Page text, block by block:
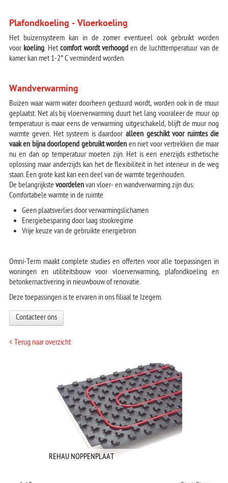
Plafondkoeling - Vloerkoeling
Het buizensysteem kan in de zomer eventueel ook gebruikt worden
voorkoeling. Hetcomfort wordt verhoogden de luchttemperatuur van de
kamer kan met 1-2° C verminderd worden.
Wandverwarming
Buizen waar warm water doorheen gestuurd wordt, worden ook in de muur
geplaatst. Net als bij vloerverwarming duurt het lang vooraleer de muur op
temperatuur is maar eens de verwarming uitgeschakeld, blijft de muur nog
warmte geven. Het systeem is daardoor alleen geschikt voor ruimtes die
vaak en bijna doorlopend gebruikt wordenen niet voor vertrekken die maar
nu en dan op temperatuur moeten zijn. Het is een enerzijds esthetische
oplossing maar anderzijds kan het de flexibiliteit in het interieur in de weg
staan. Een grote kast kan een deel van de warmte tegenhouden.
De belangrijkstevoordelenvan vloer- en wandverwarming zijn dus:
Comfortabele warmte in de ruimte
Geen plaatsverlies door verwarmingslichamen
Energiebesparing door laag stookregime
Vrije keuze van de gebruikte energiebron
Omni-Term maakt complete studies en offerten voor alle toepassingen in
woningen en utiliteitsbouw voor vloerverwarming, plafondkoeling en
betonkernactivering in nieuwbouw of renovatie.
Deze toepassingen is te ervaren in ons filiaal te Izegem.
Contacteer ons
< Terug naar overzicht
REHAU NOPPENPLAAT